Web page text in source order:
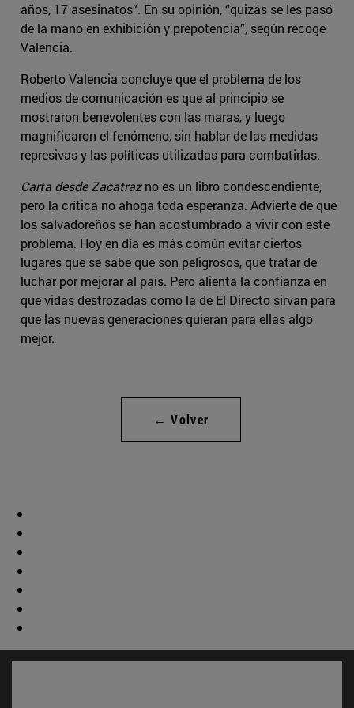
años, 17 asesinatos”. En su opinión, “quizás se les pasó
de la mano en exhibición y prepotencia”, según recoge
Valencia.
Roberto Valencia concluye que el problema de los
medios de comunicación es que al principio se
mostraron benevolentes con las maras, y luego
magnificaron el fenómeno, sin hablar de las medidas
represivas y las políticas utilizadas para combatirlas.
Carta desde Zacatrazno es un libro condescendiente,
pero la crítica no ahoga toda esperanza. Advierte de que
los salvadoreños se han acostumbrado a vivir con este
problema. Hoy en día es más común evitar ciertos
lugares que se sabe que son peligrosos, que tratar de
luchar por mejorar al país. Pero alienta la confianza en
que vidas destrozadas como la de El Directo sirvan para
que las nuevas generaciones quieran para ellas algo
mejor.
← Volver